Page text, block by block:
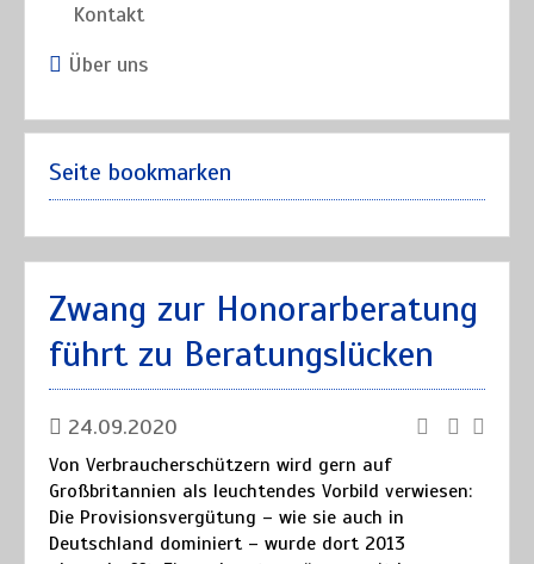
Kontakt
Über uns
Seite bookmarken
Zwang zur Honorarberatung
führt zu Beratungslücken
24.09.2020
Von Verbraucherschützern wird gern auf
Großbritannien als leuchtendes Vorbild verwiesen:
Die Provisionsvergütung – wie sie auch in
Deutschland dominiert – wurde dort 2013